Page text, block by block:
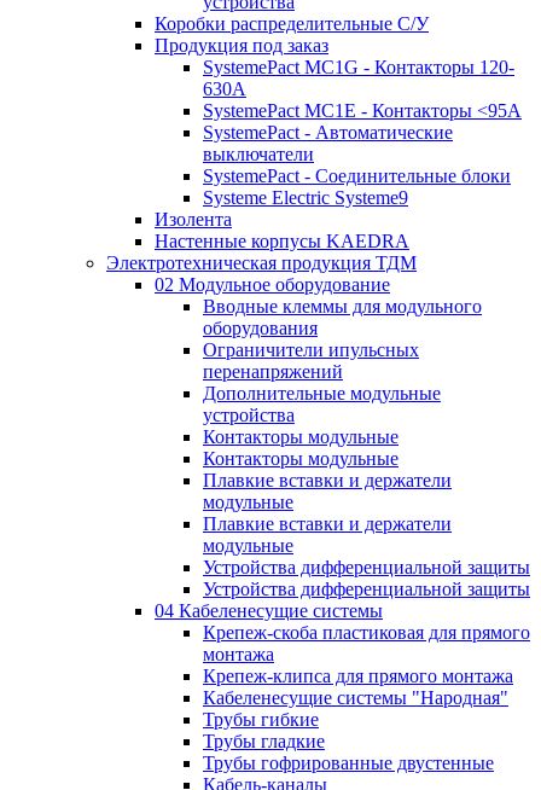
Коробки распределительные C/У
Продукция под заказ
SystemePact MC1G - Контакторы 120-
630A
SystemePact MC1E - Контакторы <95A
SystemePact - Автоматические
выключатели
SystemePact - Соединительные блоки
Systeme Electric Systeme9
Изолента
Настенные корпусы KAEDRA
Электротехническая продукция ТДМ
02 Модульное оборудование
Вводные клеммы для модульного
оборудования
Ограничители ипульсных
перенапряжений
Дополнительные модульные
устройства
Контакторы модульные
Контакторы модульные
Плавкие вставки и держатели
модульные
Плавкие вставки и держатели
модульные
Устройства дифференциальной защиты
Устройства дифференциальной защиты
04 Кабеленесущие системы
Крепеж-скоба пластиковая для прямого
монтажа
Крепеж-клипса для прямого монтажа
Кабеленесущие системы "Народная"
Трубы гибкие
Трубы гладкие
Трубы гофрированные двустенные
Кабель-каналы